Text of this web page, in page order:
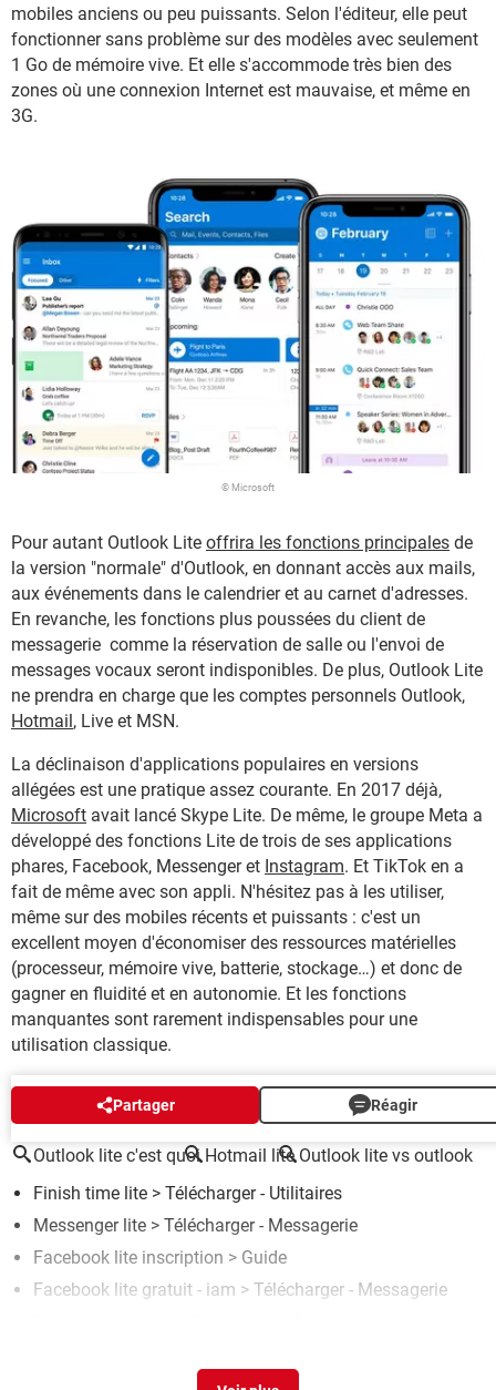
mobiles anciens ou peu puissants. Selon l'éditeur, elle peut
fonctionner sans problème sur des modèles avec seulement
1 Go de mémoire vive. Et elle s'accommode très bien des
zones où une connexion Internet est mauvaise, et même en
3G.
© Microsoft
Pour autant Outlook Lite offrira les fonctions principales de
la version "normale" d'Outlook, en donnant accès aux mails,
aux événements dans le calendrier et au carnet d'adresses.
En revanche, les fonctions plus poussées du client de
messagerie comme la réservation de salle ou l'envoi de
messages vocaux seront indisponibles. De plus, Outlook Lite
ne prendra en charge que les comptes personnels Outlook,
Hotmail , Live et MSN.
La déclinaison d'applications populaires en versions
allégées est une pratique assez courante. En 2017 déjà,
Microsoft avait lancé Skype Lite. De même, le groupe Meta a
développé des fonctions Lite de trois de ses applications
phares, Facebook, Messenger et Instagram. Et TikTok en a
fait de même avec son appli. N'hésitez pas à les utiliser,
même sur des mobiles récents et puissants : c'est un
excellent moyen d'économiser des ressources matérielles
(processeur, mémoire vive, batterie, stockage…) et donc de
gagner en fluidité et en autonomie. Et les fonctions
manquantes sont rarement indispensables pour une
utilisation classique.
Partager Réagir
AUTOUR DU MÊME SUJET
Outlook lite c'est quoi Hotmail lite Outlook lite vs outlook
Finish time lite > Télécharger - Utilitaires
Messenger lite > Télécharger - Messagerie
Facebook lite inscription > Guide
Facebook lite gratuit - iam > Télécharger - Messagerie